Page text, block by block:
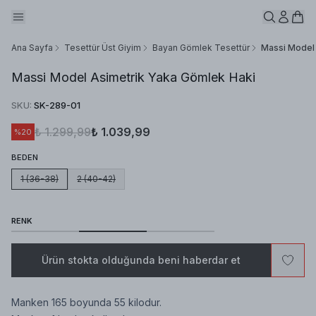
Ana Sayfa Tesettür Üst Giyim Bayan Gömlek Tesettür Massi
Massi Model Asimetrik Yaka Gömlek Haki
SKU: SK-289-01
%20 ₺ 1.299,99₺ 1.039,99
BEDEN
1 (36-38) 2 (40-42)
RENK
Ürün stokta olduğunda beni haberdar et
Manken 165 boyunda 55 kilodur.